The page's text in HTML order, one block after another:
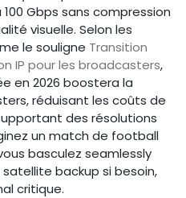
Gbps sans compression
visuelle. Selon les
le souligne Transition
IP pour les broadcasters,
en 2026 boostera la
réduisant les coûts de
des résolutions
un match de football
basculez seamlessly
backup si besoin,
critique.